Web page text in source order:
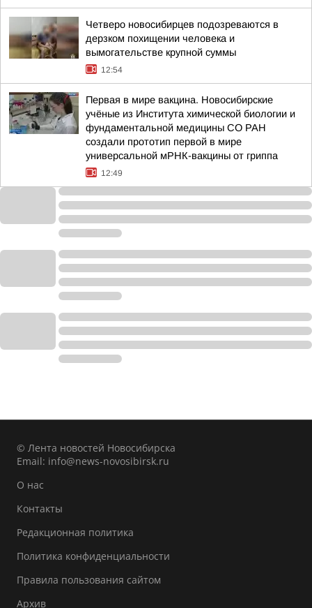
Четверо новосибирцев подозреваются в
дерзком похищении человека и
вымогательстве крупной суммы
12:54
Первая в мире вакцина. Новосибирские
учёные из Института химической биологии и
фундаментальной медицины СО РАН
создали прототип первой в мире
универсальной мРНК-вакцины от гриппа
12:49
© Лента новостей Новосибирска
Email: info@news-novosibirsk.ru
О нас
Контакты
Редакционная политика
Политика конфиденциальности
Правила пользования сайтом
Архив